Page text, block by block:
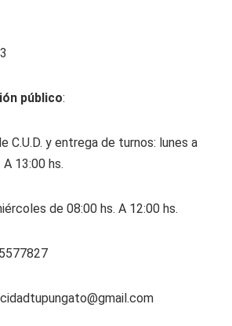
público:
C.U.D. y entrega de turnos: lunes a
13:00 hs.
de 08:00 hs. A 12:00 hs.